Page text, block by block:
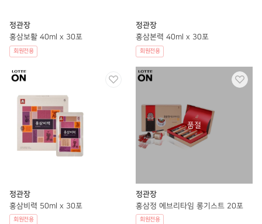
정관장
홍삼보활 40ml x 30포
회원전용
정관장
홍삼본력 40ml x 30포
회원전용
정관장
홍삼비력 50ml x 30포
회원전용
정관장
홍삼정 에브리타임 롱기스트 20포
회원전용